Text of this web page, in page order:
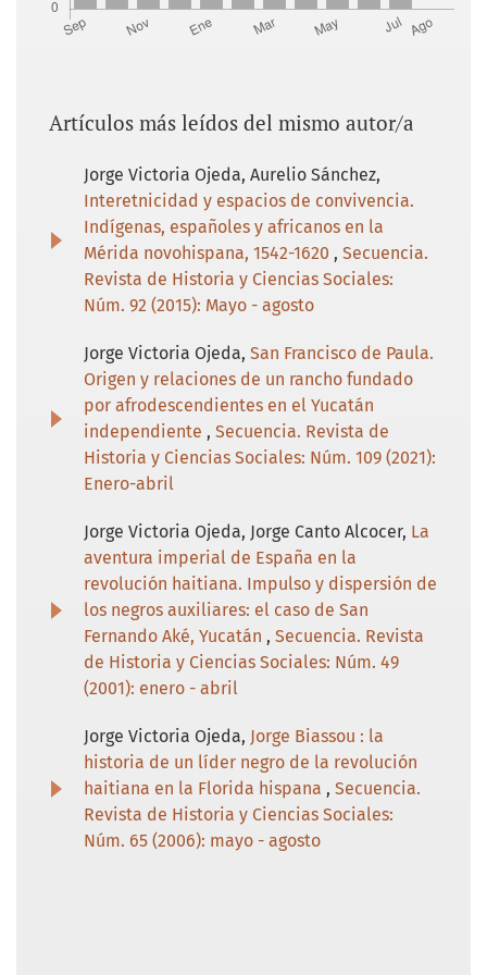
Artículos más leídos del mismo autor/a
Jorge Victoria Ojeda, Aurelio Sánchez,
Interetnicidad y espacios de convivencia.
Indígenas, españoles y africanos en la
Mérida novohispana, 1542-1620 , Secuencia.
Revista de Historia y Ciencias Sociales:
Núm. 92 (2015): Mayo - agosto
Jorge Victoria Ojeda, San Francisco de Paula.
Origen y relaciones de un rancho fundado
por afrodescendientes en el Yucatán
independiente , Secuencia. Revista de
Historia y Ciencias Sociales: Núm. 109 (2021):
Enero-abril
Jorge Victoria Ojeda, Jorge Canto Alcocer, La
aventura imperial de España en la
revolución haitiana. Impulso y dispersión de
los negros auxiliares: el caso de San
Fernando Aké, Yucatán , Secuencia. Revista
de Historia y Ciencias Sociales: Núm. 49
(2001): enero - abril
Jorge Victoria Ojeda, Jorge Biassou : la
historia de un líder negro de la revolución
haitiana en la Florida hispana , Secuencia.
Revista de Historia y Ciencias Sociales:
Núm. 65 (2006): mayo - agosto